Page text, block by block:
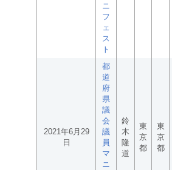
ニ
フ
ェ
ス
ト
2021年6月29
日
都
道
府
県
議
会
議
員
マ
ニ
鈴
木
隆
道
東
京
都
東
京
都